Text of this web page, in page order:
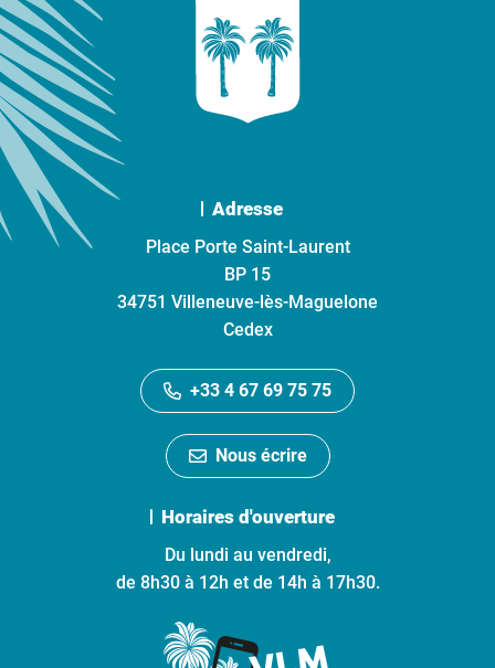
Adresse
Place Porte Saint-Laurent
BP 15
34751 Villeneuve-lès-Maguelone
Cedex
+33 4 67 69 75 75
Nous écrire
Horaires d'ouverture
Du lundi au vendredi,
de 8h30 à 12h et de 14h à 17h30.